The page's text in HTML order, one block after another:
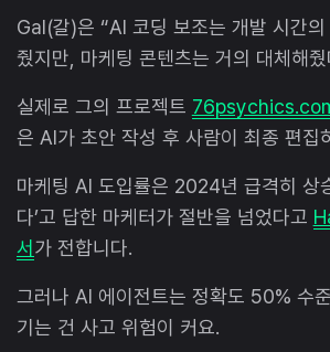
Gal(갈)은 “AI 코딩 보조는 개발 시간
줬지만, 마케팅 콘텐츠는 거의 대체해
실제로 그의 프로젝트
은 AI가 초안 작성 후 사람이 최종 편집
마케팅 AI 도입률은 2024년 급격히 상
다’고 답한 마케터가 절반을 넘었다고
서가 전합니다.
그러나 AI 에이전트는 정확도 50% 수
기는 건 사고 위험이 커요.